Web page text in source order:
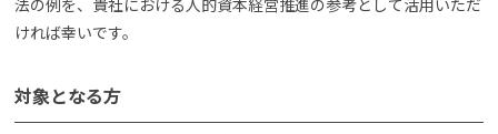
ければ幸いです。
対象となる方